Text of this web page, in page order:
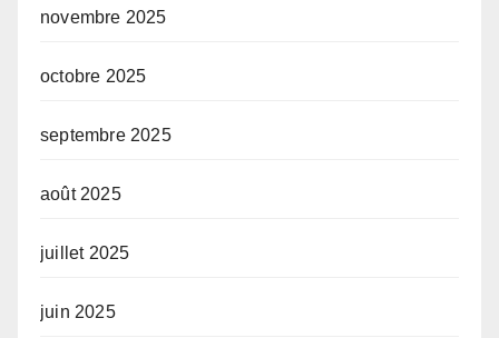
novembre 2025
octobre 2025
septembre 2025
août 2025
juillet 2025
juin 2025